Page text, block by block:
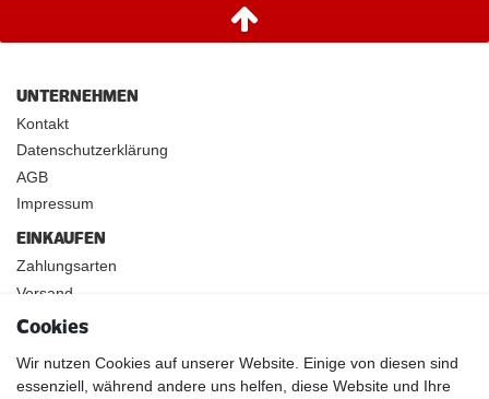
UNTERNEHMEN
Kontakt
Datenschutzerklärung
AGB
Impressum
EINKAUFEN
Zahlungsarten
Versand
Widerrufsrecht
INFOS
Kundenanwendungen
Cookies
Wir nutzen Cookies auf unserer Website. Einige von diesen sind
essenziell, während andere uns helfen, diese Website und Ihre